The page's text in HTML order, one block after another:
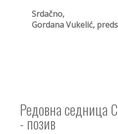
Srdačno,
Gordana Vukelić,
Редовна седница
- позив